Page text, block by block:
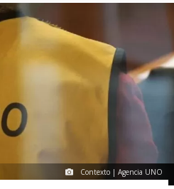
Contexto | Agencia UNO